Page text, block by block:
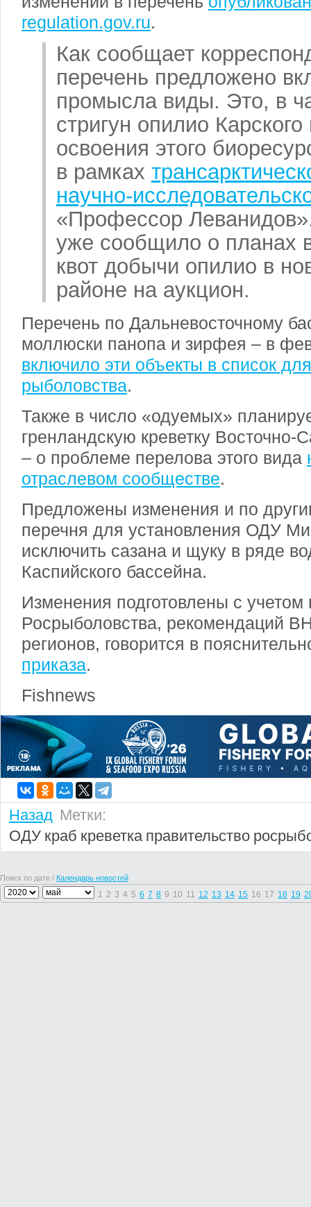
regulation.gov.ru.
Как сообщает
перечень предложено
промысла виды. Это, в
стригун опилио
освоения этого
в рамках
научно-
«Профессор
уже сообщило о планах
квот добычи опилио в
районе на аукцион.
Перечень по Дальневосточному
моллюски панопа и зирфея – в
включило эти объекты в список
рыболовства.
Также в число «одуемых»
гренландскую креветку Восточно-
– о проблеме перелова этого вида
отраслевом сообществе.
Предложены изменения и по
перечня для установления ОДУ
исключить сазана и щуку в ряде
Каспийского бассейна.
Изменения подготовлены с
Росрыболовства, рекомендаций
регионов, говорится в
приказа.
Fishnews
Назад Метки:
ОДУ краб креветка правительство
Поиск по дате / Календарь новостей
1 2 3 4 5 6 7 8 9 10 11 12 13 14 15 16 17 18 19